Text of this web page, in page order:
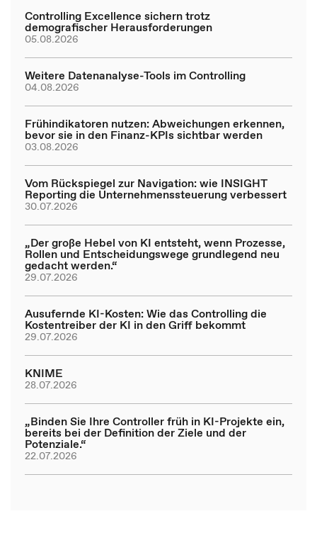
Controlling Excellence sichern trotz
demografischer Herausforderungen
05.08.2026
Weitere Datenanalyse-Tools im Controlling
04.08.2026
Frühindikatoren nutzen: Abweichungen erkennen,
bevor sie in den Finanz-KPIs sichtbar werden
03.08.2026
Vom Rückspiegel zur Navigation: wie INSIGHT
Reporting die Unternehmenssteuerung verbessert
30.07.2026
„Der große Hebel von KI entsteht, wenn Prozesse,
Rollen und Entscheidungswege grundlegend neu
gedacht werden.“
29.07.2026
Ausufernde KI-Kosten: Wie das Controlling die
Kostentreiber der KI in den Griff bekommt
29.07.2026
KNIME
28.07.2026
„Binden Sie Ihre Controller früh in KI-Projekte ein,
bereits bei der Definition der Ziele und der
Potenziale.“
22.07.2026